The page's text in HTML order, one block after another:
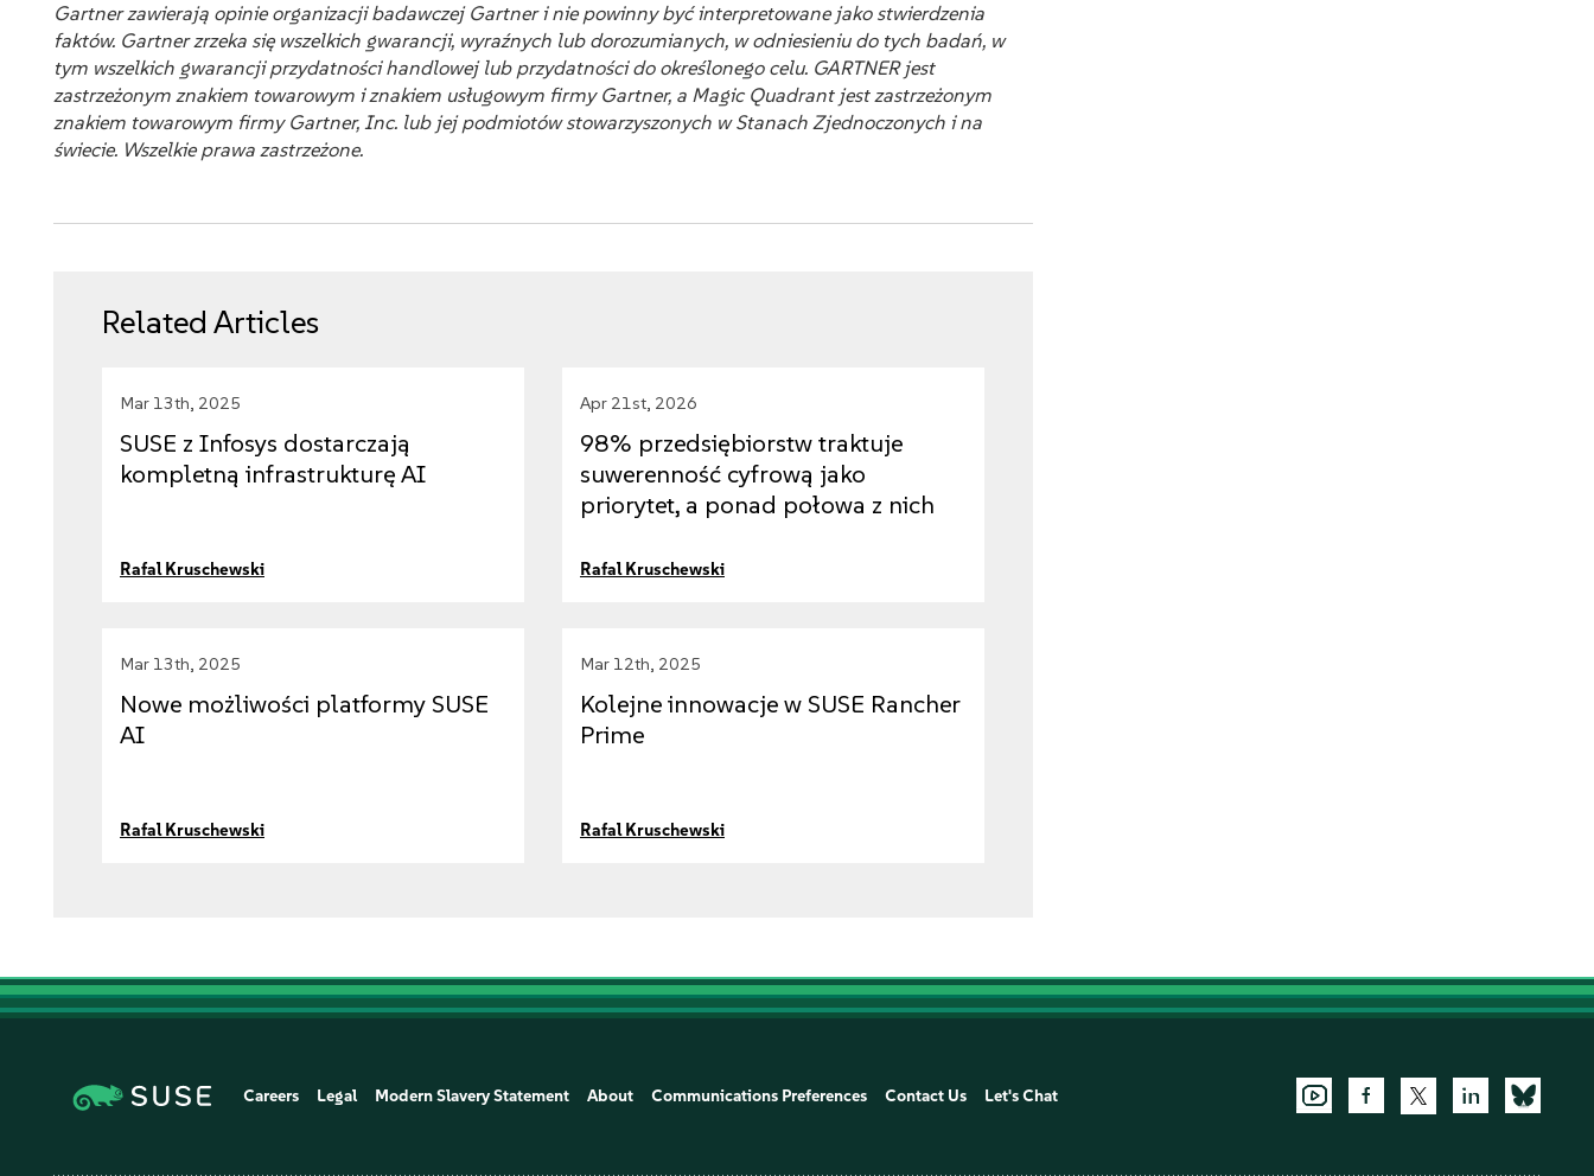
Gartner zawierają opinie organizacji badawczej Gartner i nie powinny być interpretowane jako stwierdzenia
faktów. Gartner zrzeka się wszelkich gwarancji, wyraźnych lub dorozumianych, w odniesieniu do tych badań, w
tym wszelkich gwarancji przydatności handlowej lub przydatności do określonego celu. GARTNER jest
zastrzeżonym znakiem towarowym i znakiem usługowym firmy Gartner, a Magic Quadrant jest zastrzeżonym
znakiem towarowym firmy Gartner, Inc. lub jej podmiotów stowarzyszonych w Stanach Zjednoczonych i na
świecie. Wszelkie prawa zastrzeżone.
Related Articles
Mar 13th, 2025
SUSE z Infosys dostarczają
kompletną infrastrukturę AI
Rafal Kruschewski
Apr 21st, 2026
98% przedsiębiorstw traktuje
suwerenność cyfrową jako
priorytet, a ponad połowa z nich
Rafal Kruschewski
Mar 13th, 2025
Nowe możliwości platformy SUSE
AI
Rafal Kruschewski
Mar 12th, 2025
Kolejne innowacje w SUSE Rancher
Prime
Rafal Kruschewski
Careers Legal Modern Slavery Statement About Communications Preferences Contact Us Let's Chat